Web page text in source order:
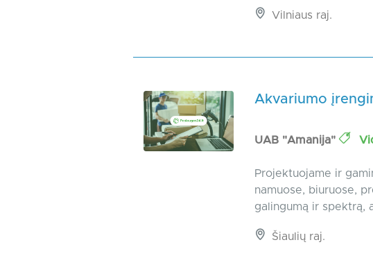
Vilniaus raj.
Akvariumo
UAB "Amanija"
Projektuojame ir
namuose, biuruose,
galingumą ir spektrą,
Šiaulių raj.